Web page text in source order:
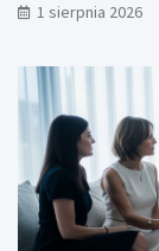
1 sierpnia 2026